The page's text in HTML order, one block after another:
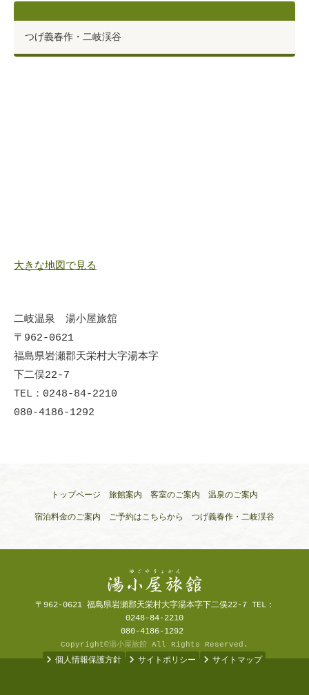
つげ義春作・二岐渓谷
大きな地図で見る
二岐温泉 湯小屋旅舘
〒962-0621
福島県岩瀬郡天栄村大字湯本字
下二俣22-7
TEL：0248-84-2210
080-4186-1292
トップページ 旅館案内 客室のご案内 温泉のご案内
宿泊料金のご案内 ご予約はこちらから つげ義春作・二岐渓谷
〒962-0621 福島県岩瀬郡天栄村大字湯本字下二俣22-7 TEL：
0248-84-2210
080-4186-1292
Copyright©湯小屋旅館 All Rights Reserved.
個人情報保護方針 サイトポリシー サイトマップ